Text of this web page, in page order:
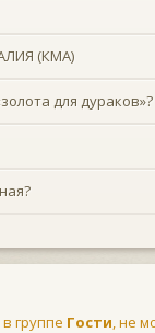
(КМА)
для дураков»?
группе Гости, не